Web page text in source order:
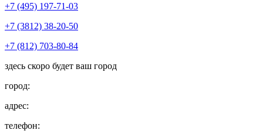
+7 (495) 197-71-03
+7 (3812) 38-20-50
+7 (812) 703-80-84
здесь скоро будет ваш город
город:
адрес:
телефон: